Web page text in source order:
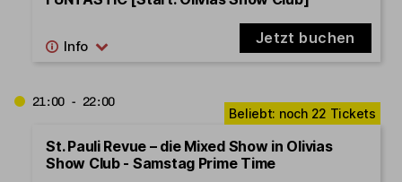
Jetzt buchen
21:00 - 22:00
St. Pauli Revue – die Mixed Show in Olivias
Show Club - Samstag Prime Time